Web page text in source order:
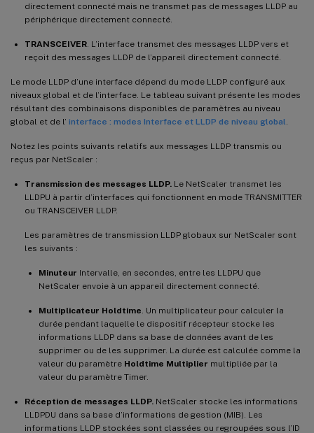
directement connecté mais ne transmet pas de messages LLDP au
périphérique directement connecté.
TRANSCEIVER . L’interface transmet des messages LLDP vers et
reçoit des messages LLDP de l’appareil directement connecté.
Le mode LLDP d’une interface dépend du mode LLDP configuré aux
niveaux global et de l’interface. Le tableau suivant présente les modes
résultant des combinaisons disponibles de paramètres au niveau
global et de l’ interface : modes Interface et LLDP de niveau global
Notez les points suivants relatifs aux messages LLDP transmis ou
reçus par NetScaler :
Transmission des messages LLDP. Le NetScaler transmet les
LLDPU à partir d’interfaces qui fonctionnent en mode TRANSMITTER
ou TRANSCEIVER LLDP.
Les paramètres de transmission LLDP globaux sur NetScaler sont
les suivants :
Minuteur Intervalle, en secondes, entre les LLDPU que
NetScaler envoie à un appareil directement connecté.
Multiplicateur Holdtime . Un multiplicateur pour calculer la
durée pendant laquelle le dispositif récepteur stocke les
informations LLDP dans sa base de données avant de les
supprimer ou de les supprimer. La durée est calculée comme la
valeur du paramètre Holdtime Multiplier multipliée par la
valeur du paramètre Timer.
Réception de messages LLDP. NetScaler stocke les informations
LLDPDU dans sa base d’informations de gestion (MIB). Les
informations LLDP stockées sont classées ou regroupées sous l’ID